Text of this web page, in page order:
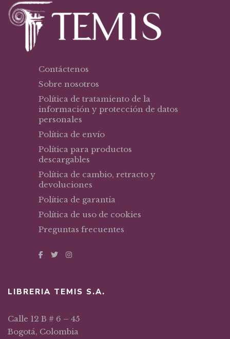
Contáctenos
Sobre nosotros
Política de tratamiento de la
información y protección de datos
personales
Política de envío
Política para productos
descargables
Política de cambio, retracto y
devoluciones
Política de garantía
Política de uso de cookies
Preguntas frecuentes
LIBRERIA TEMIS S.A.
Calle 12 B # 6 – 45
Bogotá, Colombia